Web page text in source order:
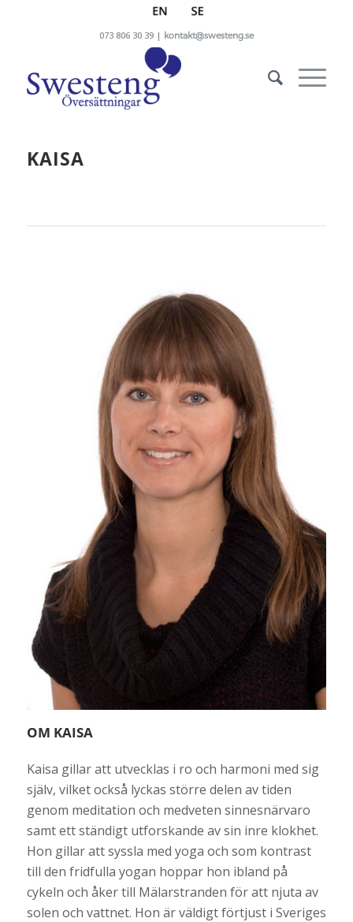
073 806 30 39 | kontakt@swesteng.se
KAISA
OM KAISA
Kaisa gillar att utvecklas i ro och harmoni med sig
själv, vilket också lyckas större delen av tiden
genom meditation och medveten sinnesnärvaro
samt ett ständigt utforskande av sin inre klokhet.
Hon gillar att syssla med yoga och som kontrast
till den fridfulla yogan hoppar hon ibland på
cykeln och åker till Mälarstranden för att njuta av
solen och vattnet. Hon är väldigt förtjust i Sveriges